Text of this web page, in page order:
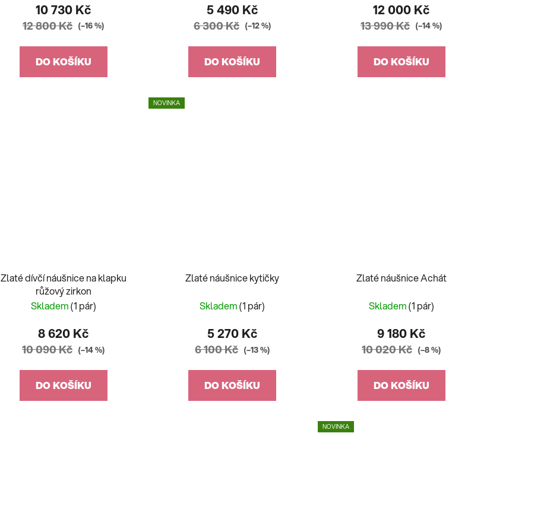
10 730 Kč
12 800 Kč (–16 %)
DO KOŠÍKU
5 490 Kč
6 300 Kč (–12 %)
DO KOŠÍKU
12 000 Kč
13 990 Kč (–14 %)
DO KOŠÍKU
Zlaté dívčí náušnice na klapku
růžový zirkon
Skladem(1 pár)
8 620 Kč
10 090 Kč (–14 %)
DO KOŠÍKU
NOVINKA
Zlaté náušnice kytičky
Skladem(1 pár)
5 270 Kč
6 100 Kč (–13 %)
DO KOŠÍKU
Zlaté náušnice Achát
Skladem(1 pár)
9 180 Kč
10 020 Kč (–8 %)
DO KOŠÍKU
NOVINKA